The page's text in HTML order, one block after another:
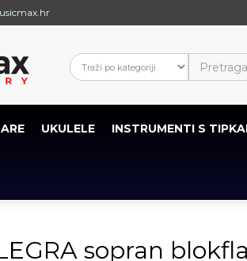
UKULELE INSTRUMENTI S
sopran